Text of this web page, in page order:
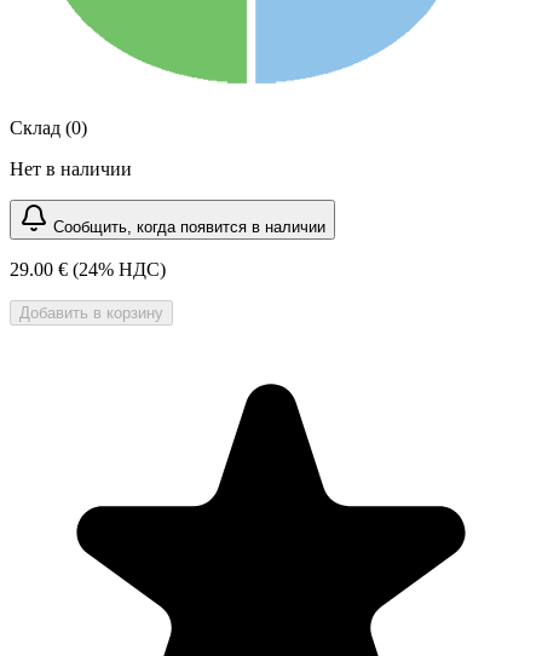
Склад (0)
Нет в наличии
Сообщить, когда появится в наличии
29.00 € (24% НДС)
Добавить в корзину